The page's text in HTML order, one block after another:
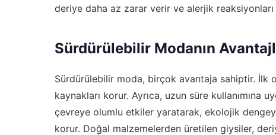
deriye daha az zarar verir ve alerjik reaksiyonları
Sürdürülebilir Modanın
Sürdürülebilir moda, birçok avantaja sahiptir. İlk
kaynakları korur. Ayrıca, uzun süre kullanımına
çevreye olumlu etkiler yaratarak, ekolojik
korur. Doğal malzemelerden üretilen giysiler,